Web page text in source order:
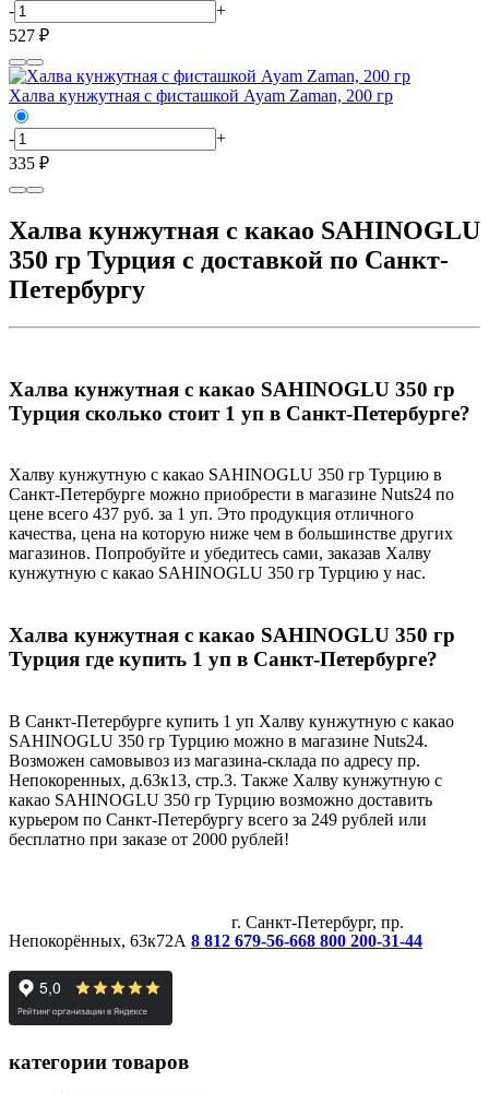
-
+
527 ₽
Халва кунжутная с фисташкой Ayam Zaman, 200 гр
-
+
335 ₽
Халва кунжутная с какао SAHINOGLU
350 гр Турция с доставкой по Санкт-
Петербургу
Халва кунжутная с какао SAHINOGLU 350 гр
Турция сколько стоит 1 уп в Санкт-Петербурге?
Халву кунжутную с какао SAHINOGLU 350 гр Турцию в
Санкт-Петербурге можно приобрести в магазине Nuts24 по
цене всего 437 руб. за 1 уп. Это продукция отличного
качества, цена на которую ниже чем в большинстве других
магазинов. Попробуйте и убедитесь сами, заказав Халву
кунжутную с какао SAHINOGLU 350 гр Турцию у нас.
Халва кунжутная с какао SAHINOGLU 350 гр
Турция где купить 1 уп в Санкт-Петербурге?
В Санкт-Петербурге купить 1 уп Халву кунжутную с какао
SAHINOGLU 350 гр Турцию можно в магазине Nuts24.
Возможен самовывоз из магазина-склада по адресу пр.
Непокоренных, д.63к13, стр.3. Также Халву кунжутную с
какао SAHINOGLU 350 гр Турцию возможно доставить
курьером по Санкт-Петербургу всего за 249 рублей или
бесплатно при заказе от 2000 рублей!
г. Санкт-Петербург, пр.
Непокорённых, 63к72А 8 812 679-56-668 800 200-31-44
категории товаров